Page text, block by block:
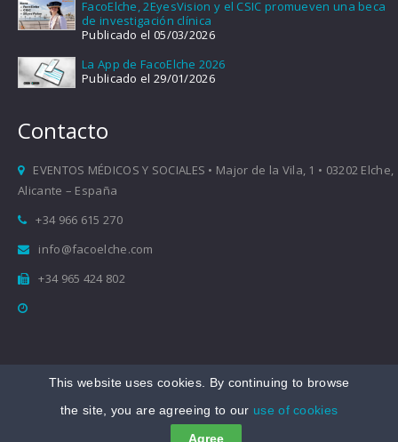
FacoElche, 2EyesVision y el CSIC promueven una beca
de investigación clínica
Publicado el 05/03/2026
La App de FacoElche 2026
Publicado el 29/01/2026
Contacto
EVENTOS MÉDICOS Y SOCIALES • Major de la Vila, 1 • 03202 Elche,
Alicante – España
+34 966 615 270
info@facoelche.com
+34 965 424 802
Copyright © 2008-2026 FacoElche
Política de Privacidad|
This website uses cookies. By continuing to browse
the site, you are agreeing to our use of cookies
Agree